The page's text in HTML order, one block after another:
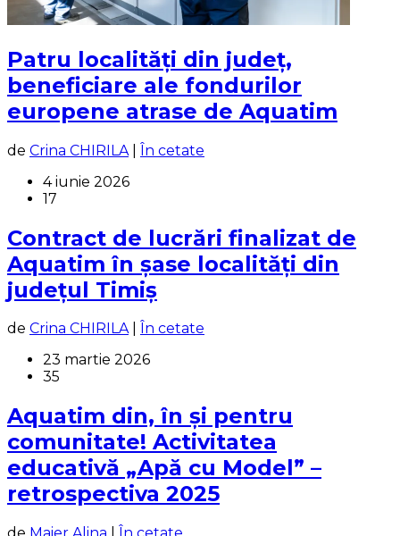
Patru localități din județ,
beneficiare ale fondurilor
europene atrase de Aquatim
de Crina CHIRILA
În cetate
4 iunie 2026
17
Contract de lucrări finalizat de
Aquatim în șase localități din
județul Timiș
de Crina CHIRILA|
În cetate
23 martie 2026
35
Aquatim din, în și pentru
comunitate! Activitatea
educativă „Apă cu Model” –
retrospectiva 2025